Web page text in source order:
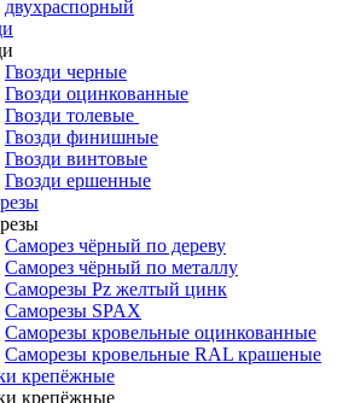
двухраспорный
Гвозди черные
Гвозди оцинкованные
Гвозди толевые
Гвозди финишные
Гвозди винтовые
Гвозди ершенные
Саморез чёрный по дереву
Саморез чёрный по металлу
Саморезы Pz желтый цинк
Саморезы SPAX
Саморезы кровельные оцинкованные
Саморезы кровельные RAL крашеные
крепёжные
крепёжные